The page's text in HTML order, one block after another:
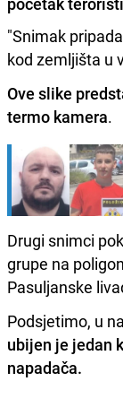
"Snimak
kod zemljišta u
Ove slike
termo kamera.
Drugi snimci
grupe na
Pasuljanske
Podsjetimo, u
ubijen je jedan
napadača.